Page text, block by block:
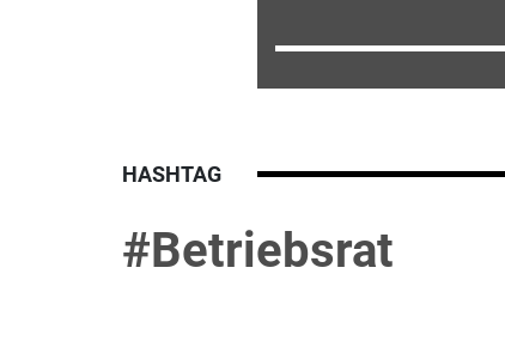
HASHTAG
#Betriebsrat